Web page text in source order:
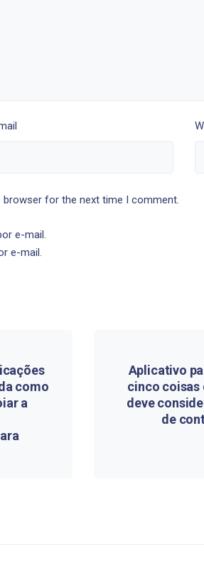
browser for the next time I comment.
e-mail.
e-mail.
como
a
Aplicativo
cinco coisas
deve
de